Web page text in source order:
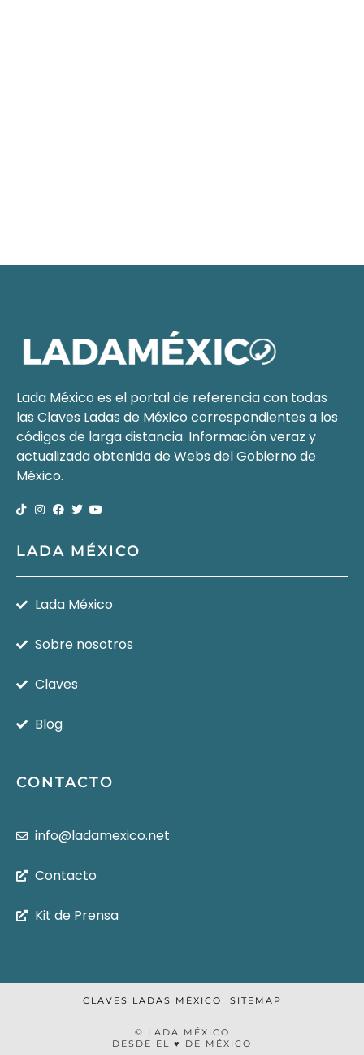
Lada México es el portal de referencia con todas
las Claves Ladas de México correspondientes a los
códigos de larga distancia. Información veraz y
actualizada obtenida de Webs delGobierno de
México.
LADA MÉXICO
Lada México
Sobre nosotros
Claves
Blog
CONTACTO
info@ladamexico.net
Contacto
Kit de Prensa
© LADA MÉXICO
DESDE EL ♥ DE MÉXICO
CLAVES LADAS MÉXICO SITEMAP